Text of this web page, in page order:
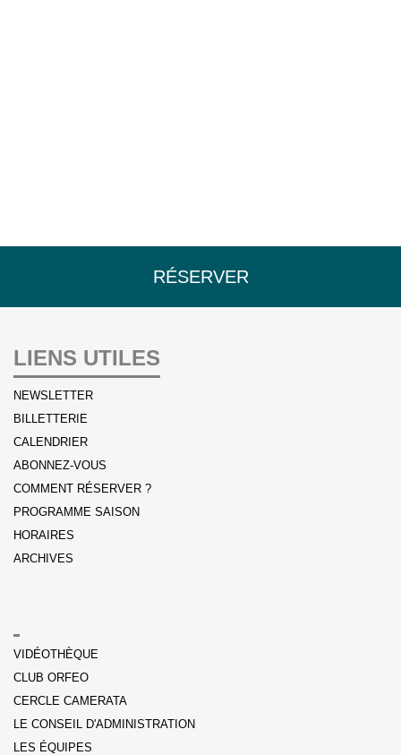
RÉSERVER
LIENS UTILES
NEWSLETTER
BILLETTERIE
CALENDRIER
ABONNEZ-VOUS
COMMENT RÉSERVER ?
PROGRAMME SAISON
HORAIRES
ARCHIVES
VIDÉOTHÈQUE
CLUB ORFEO
CERCLE CAMERATA
LE CONSEIL D'ADMINISTRATION
LES ÉQUIPES